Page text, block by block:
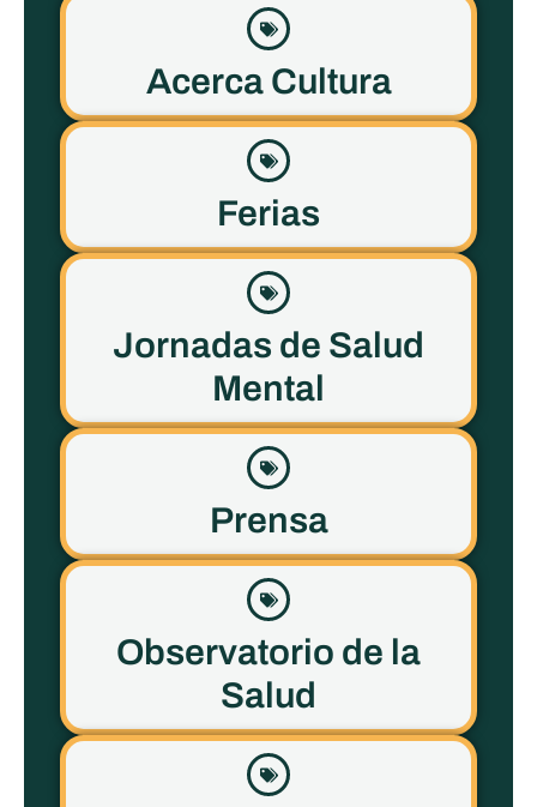
Acerca Cultura
Ferias
Jornadas de Salud
Mental
Prensa
Observatorio de la
Salud